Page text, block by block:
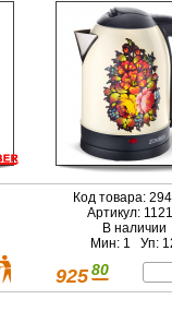
Код товара:
Артикул:
В наличии
Мин: 1 Уп:
925 80